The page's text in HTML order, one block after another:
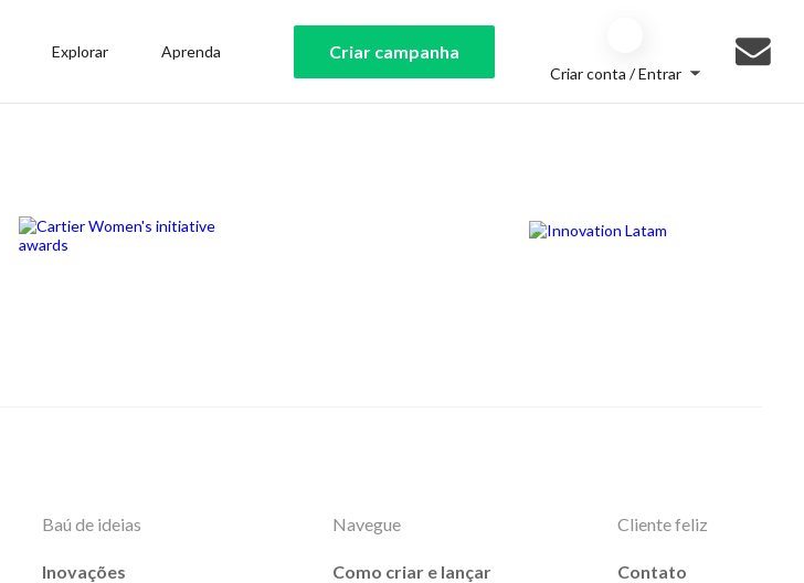
Explorar Aprenda Criar campanha
Criar conta / Entrar
Baú de ideias
Inovações
Navegue
Como criar e lançar
Cliente feliz
Contato